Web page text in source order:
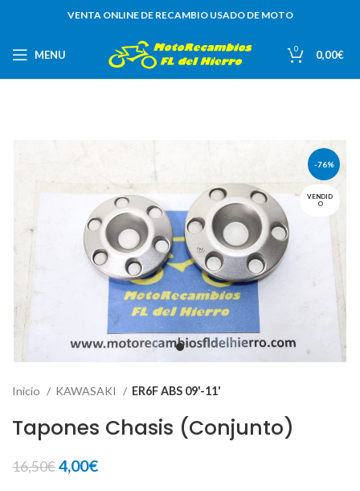
VENTA ONLINE DE RECAMBIO USADO DE MOTO
MENU 0 0,00€
-76%
VENDID
O
Inicio KAWASAKI ER6F ABS 09'-11'
Tapones Chasis (Conjunto)
16,50€El
4,00€El